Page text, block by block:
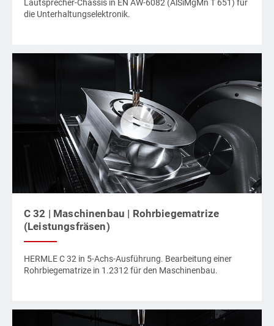
Lautsprecher-Chassis in EN AW-6082 (AlSiMgMn T 651) für
die Unterhaltungselektronik.
C 32 | Maschinenbau | Rohrbiegematrize
(Leistungsfräsen)
HERMLE C 32 in 5-Achs-Ausführung. Bearbeitung einer
Rohrbiegematrize in 1.2312 für den Maschinenbau.